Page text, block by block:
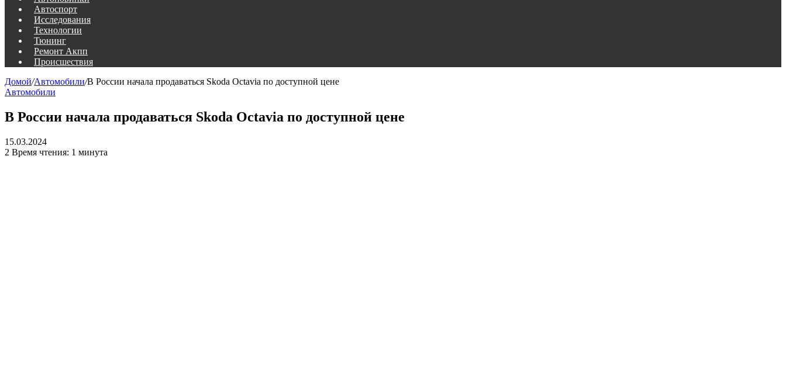
Автоспорт
Исследования
Технологии
Тюнинг
Ремонт Акпп
Происшествия
Домой/Автомобили/В России начала продаваться Skoda Octavia по доступной цене
Автомобили
В России начала продаваться Skoda Octavia по доступной цене
15.03.2024
2 Время чтения: 1 минута